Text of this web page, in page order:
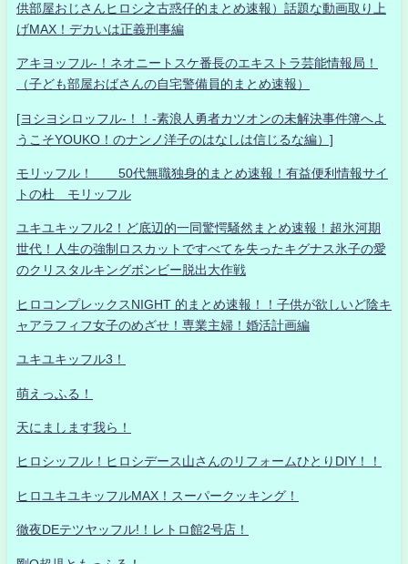
供部屋おじさんヒロシ之古惑仔的まとめ速報）話題な動画取り上
げMAX！デカいは正義刑事編
アキヨッフル-！ネオニートスケ番長のエキストラ芸能情報局！
（子ども部屋おばさんの自宅警備員的まとめ速報）
[ヨシヨシロッフル-！！-素浪人勇者カツオンの未解決事件簿へよ
うこそYOUKO！のナンノ洋子のはなしは信じるな編）]
モリッフル！ 50代無職独身的まとめ速報！有益便利情報サイ
トの杜 モリッフル
ユキユキッフル2！ど底辺的一同驚愕騒然まとめ速報！超氷河期
世代！人生の強制ロスカットですべてを失ったキグナス氷子の愛
のクリスタルキングボンビー脱出大作戦
ヒロコンプレックスNIGHT 的まとめ速報！！子供が欲しいど陰キ
ャアラフィフ女子のめざせ！専業主婦！婚活計画編
ユキユキッフル3！
萌えっふる！
天にまします我ら！
ヒロシッフル！ヒロシデース山さんのリフォームひとりDIY！！
ヒロユキユキッフルMAX！スーパークッキング！
徹夜DEテツヤッフル!！レトロ館2号店！